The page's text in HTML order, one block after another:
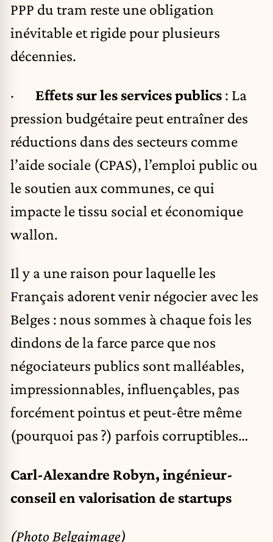
PPP du tram reste une obligation
inévitable et rigide pour plusieurs
décennies.
· Effets sur les services publics : La
pression budgétaire peut entraîner des
réductions dans des secteurs comme
l’aide sociale (CPAS), l’emploi public ou
le soutien aux communes, ce qui
impacte le tissu social et économique
wallon.
Il y a une raison pour laquelle les
Français adorent venir négocier avec les
Belges : nous sommes à chaque fois les
dindons de la farce parce que nos
négociateurs publics sont malléables,
impressionnables, influençables, pas
forcément pointus et peut-être même
(pourquoi pas ?) parfois corruptibles…
Carl-Alexandre Robyn, ingénieur-
conseil en valorisation de startups
(Photo Belgaimage)